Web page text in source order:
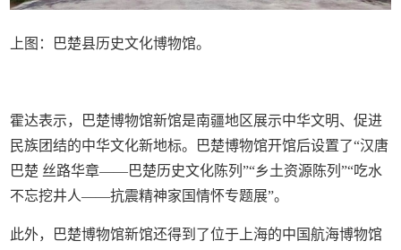
上图：巴楚县历史文化博物馆。
霍达表示，巴楚博物馆新馆是南疆地区展示中华文明、促进
民族团结的中华文化新地标。巴楚博物馆开馆后设置了“汉唐
巴楚 丝路华章——巴楚历史文化陈列”“乡土资源陈列”“吃水
不忘挖井人——抗震精神家国情怀专题展”。
此外，巴楚博物馆新馆还得到了位于上海的中国航海博物馆